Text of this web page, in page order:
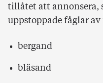
tillåtet att annonsera,
uppstoppade fåglar
bergand
bläsand